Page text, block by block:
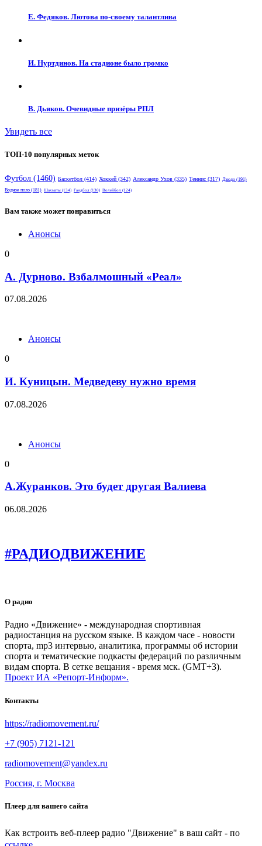
Е. Федяков. Лютова по-своему талантлива
И. Нуртдинов. На стадионе было громко
В. Дьяков. Очевидные призёры РПЛ
Увидеть все
ТОП-10 популярных меток
Футбол (1460) Баскетбол (414) Хоккей (342) Александр Ухов (335) Теннис (317) Дзюдо (191)
Водное поло (181) Шахматы (134) Гандбол (130) Волейбол (124)
Вам также может понравиться
Анонсы
0
А. Дурново. Взбалмошный «Реал»
07.08.2026
Анонсы
0
И. Куницын. Медведеву нужно время
07.08.2026
Анонсы
0
А.Журанков. Это будет другая Валиева
06.08.2026
#РАДИОДВИЖЕНИЕ
О радио
Радио «Движение» - международная спортивная
радиостанция на русском языке. В каждом часе - новости
спорта, mp3 интервью, аналитика, программы об истории
спорта и тематические подкасты федераций по различным
видам спорта. В сетке вещания - время мск. (GMT+3).
Проект ИА «Репорт-Информ».
Контакты
https://radiomovement.ru/
+7 (905) 7121-121
radiomovement@yandex.ru
Россия, г. Москва
Плеер для вашего сайта
Как встроить веб-плеер радио "Движение" в ваш сайт - по